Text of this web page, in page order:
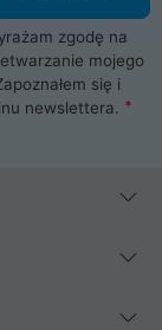
zgodę na
mojego
się i
newslettera.